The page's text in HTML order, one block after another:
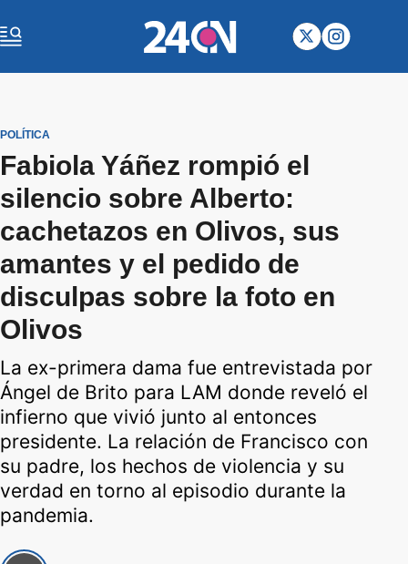
POLÍTICA
Fabiola Yáñez rompió el
silencio sobre Alberto:
cachetazos en Olivos, sus
amantes y el pedido de
disculpas sobre la foto en
Olivos
La ex-primera dama fue entrevistada por
Ángel de Brito para LAM donde reveló el
infierno que vivió junto al entonces
presidente. La relación de Francisco con
su padre, los hechos de violencia y su
verdad en torno al episodio durante la
pandemia.